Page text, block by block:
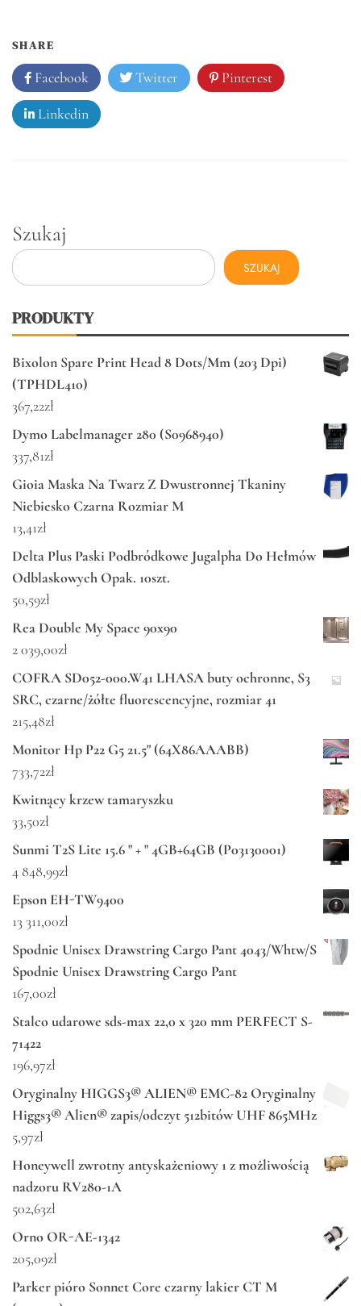
SHARE
Facebook Twitter Pinterest
Linkedin
Szukaj
SZUKAJ
PRODUKTY
Bixolon Spare Print Head 8 Dots/Mm (203 Dpi)
(TPHDL410)
367,22zł
Dymo Labelmanager 280 (S0968940)
337,81zł
Gioia Maska Na Twarz Z Dwustronnej Tkaniny
Niebiesko Czarna Rozmiar M
13,41zł
Delta Plus Paski Podbródkowe Jugalpha Do Hełmów
Odblaskowych Opak. 10szt.
50,59zł
Rea Double My Space 90x90
2 039,00zł
COFRA SD052-000.W41 LHASA buty ochronne, S3
SRC, czarne/żółte fluorescencyjne, rozmiar 41
215,48zł
Monitor Hp P22 G5 21.5" (64X86AAABB)
733,72zł
Kwitnący krzew tamaryszku
33,50zł
Sunmi T2S Lite 15.6 " + " 4GB+64GB (P03130001)
4 848,99zł
Epson EH-TW9400
13 311,00zł
Spodnie Unisex Drawstring Cargo Pant 4043/Whtw/S
Spodnie Unisex Drawstring Cargo Pant
167,00zł
Stalco udarowe sds-max 22,0 x 320 mm PERFECT S-
71422
196,97zł
Oryginalny HIGGS3® ALIEN® EMC-82 Oryginalny
Higgs3® Alien® zapis/odczyt 512bitów UHF 865MHz
5,97zł
Honeywell zwrotny antyskażeniowy 1 z możliwością
nadzoru RV280-1A
502,63zł
Orno OR-AE-1342
205,09zł
Parker pióro Sonnet Core czarny lakier CT M